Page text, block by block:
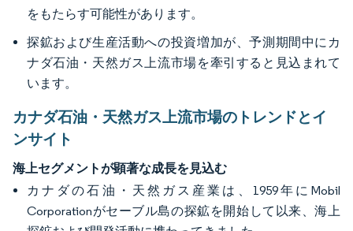
をもたらす可能性があります。
探鉱および生産活動への投資増加が、予測期間中にカ
ナダ石油・天然ガス上流市場を牽引すると見込まれて
います。
カナダ石油・天然ガス上流市場のトレンドとイ
ンサイト
海上セグメントが顕著な成長を見込む
カナダの石油・天然ガス産業は、1959年にMobil
Corporationがセーブル島の探鉱を開始して以来、海上